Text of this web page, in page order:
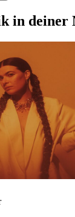
in deiner